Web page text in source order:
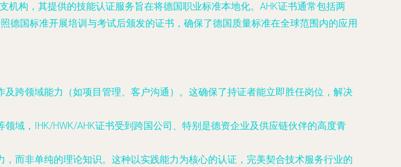
构，其提供的技能认证服务旨在将德国职业标准本地化。AHK证书通常包括两
国标准开展培训与考试后颁发的证书，确保了德国质量标准在全球范围内的应用
跨领域能力（如项目管理、客户沟通）。这确保了持证者能立即胜任岗位，解决
域，IHK/HWK/AHK证书受到跨国公司、特别是德资企业及供应链伙伴的高度青
而非单纯的理论知识。这种以实践能力为核心的认证，完美契合技术服务行业的